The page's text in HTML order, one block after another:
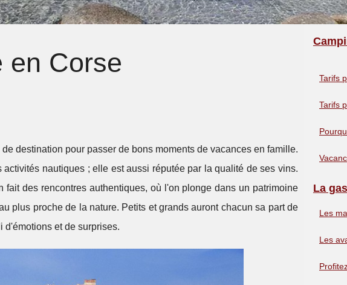
en Corse
destination pour passer de bons moments de vacances en famille.
nautiques ; elle est aussi réputée par la qualité de ses vins.
des rencontres authentiques, où l'on plonge dans un patrimoine
plus proche de la nature. Petits et grands auront chacun sa part de
d'émotions et de surprises.
Tarifs
Tarifs
La
Les
Les